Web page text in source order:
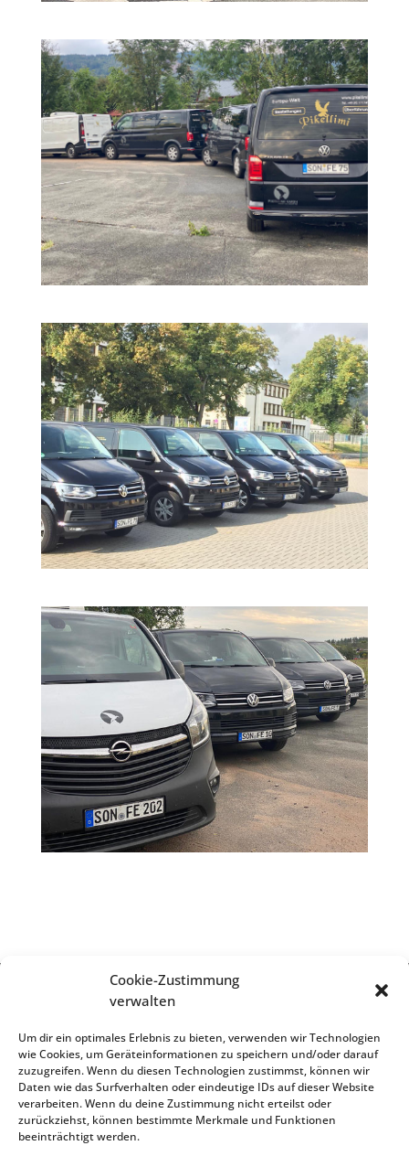
Cookie-Zustimmung
verwalten
Um dir ein optimales Erlebnis zu bieten, verwenden wir Technologien
wie Cookies, um Geräteinformationen zu speichern und/oder darauf
zuzugreifen. Wenn du diesen Technologien zustimmst, können wir
Daten wie das Surfverhalten oder eindeutige IDs auf dieser Website
verarbeiten. Wenn du deine Zustimmung nicht erteilst oder
zurückziehst, können bestimmte Merkmale und Funktionen
beeinträchtigt werden.
Datenschutz